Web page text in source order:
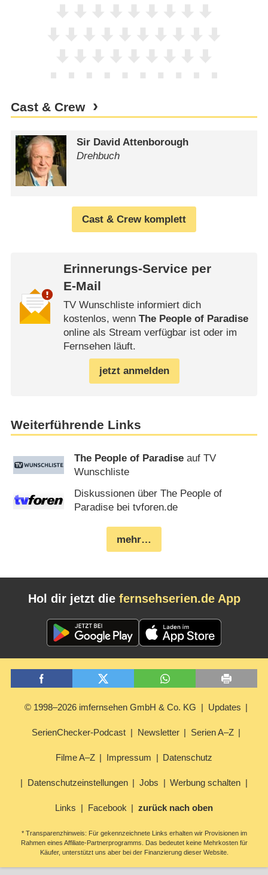
Cast & Crew
Sir David Attenborough
Drehbuch
Cast & Crew komplett
Erinnerungs-Service per
E-Mail
TV Wunschliste informiert dich
kostenlos, wenn The People of Paradise
online als Stream verfügbar ist oder im
Fernsehen läuft.
jetzt anmelden
Weiterführende Links
The People of Paradise auf TV
Wunschliste
Diskussionen über The People of
Paradise bei tvforen.de
mehr…
Hol dir jetzt die fernsehserien.de App
© 1998–2026 imfernsehen GmbH & Co. KG Updates
SerienChecker-Podcast Newsletter Serien A–Z
Filme A–Z Impressum Datenschutz
Datenschutzeinstellungen Jobs Werbung schalten
Links Facebook zurück nach oben
* Transparenzhinweis: Für gekennzeichnete Links erhalten wir Provisionen im
Rahmen eines Affiliate-Partnerprogramms. Das bedeutet keine Mehrkosten für
Käufer, unterstützt uns aber bei der Finanzierung dieser Website.